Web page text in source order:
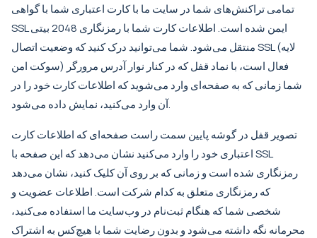
تمامی تراکنش‌های شما در سایت ما با کارت اعتباری شما با گواهی
SSL ایمن شده است. اطلاعات کارت شما با رمزنگاری 2048 بیتی
منتقل می‌شود. شما می‌توانید درک کنید که وضعیت اتصال SSL (لایه
سوکت امن) فعال است، با نماد قفل که در کنار نوار آدرس مرورگر
شما زمانی که به صفحه‌ای وارد می‌شوید که اطلاعات کارت خود را در
آن وارد می‌کنید، نمایش داده می‌شود.
تصویر قفل در گوشه پایین سمت راست صفحه‌ای که اطلاعات کارت
اعتباری خود را وارد می‌کنید نشان می‌دهد که این صفحه با SSL
رمزنگاری شده است و زمانی که بر روی آن کلیک کنید، نشان می‌دهد
که رمزنگاری متعلق به کدام شرکت است. اطلاعات عضویت و
شخصی شما که هنگام ثبت‌نام در وب‌سایت ما استفاده می‌کنید،
محرمانه نگه داشته می‌شود و بدون رضایت شما با هیچ‌کس به اشتراک